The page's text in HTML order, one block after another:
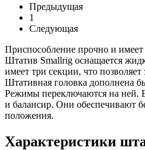
Предыдущая
1
Следующая
Приспособление прочно и
Штатив Smallrig оснащается
имеет три секции, что
Штативная головка дополнена
Режимы переключаются на ней.
и балансир. Они обеспечивают
положения.
Характеристики